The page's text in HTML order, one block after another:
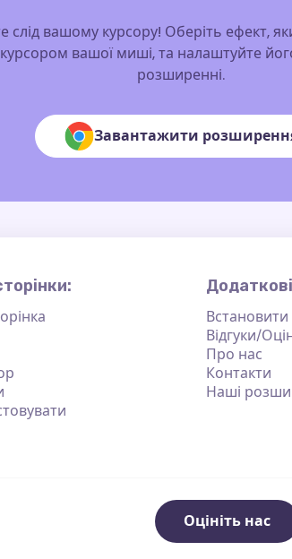
слід вашому курсору! Оберіть ефект,
вашої миші, та налаштуйте
розширенні.
Завантажити
Відгуки/
Про нас
Контакти
Наші
Оцініть нас